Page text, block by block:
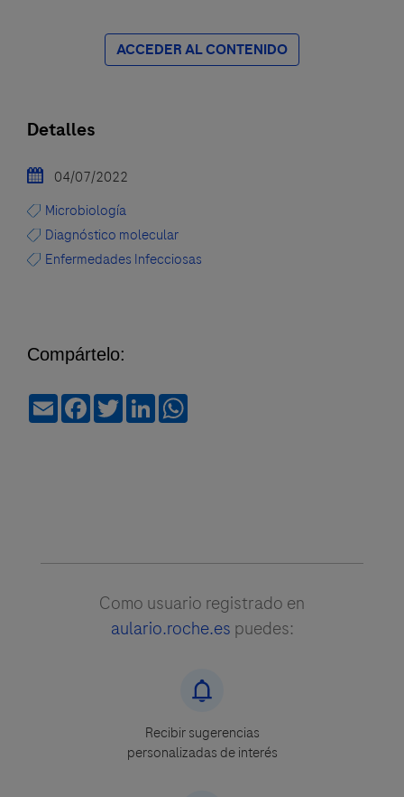
ACCEDER AL CONTENIDO
Detalles
04/07/2022
Microbiología
Diagnóstico molecular
Enfermedades Infecciosas
Compártelo:
EmailFacebook
TwitterLinkedIn
Como usuario registrado en
aulario.roche.es puedes:
Recibir sugerencias
personalizadas de interés